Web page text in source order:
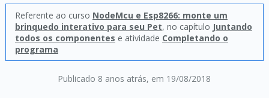
Publicado 8 anos atrás, em 19/08/2018
Referente ao curso NodeMcu e Esp8266: monte um
brinquedo interativo para seu Pet, no capítulo Juntando
todos os componentes e atividade Completando o
programa